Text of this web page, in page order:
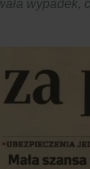
wypadek,